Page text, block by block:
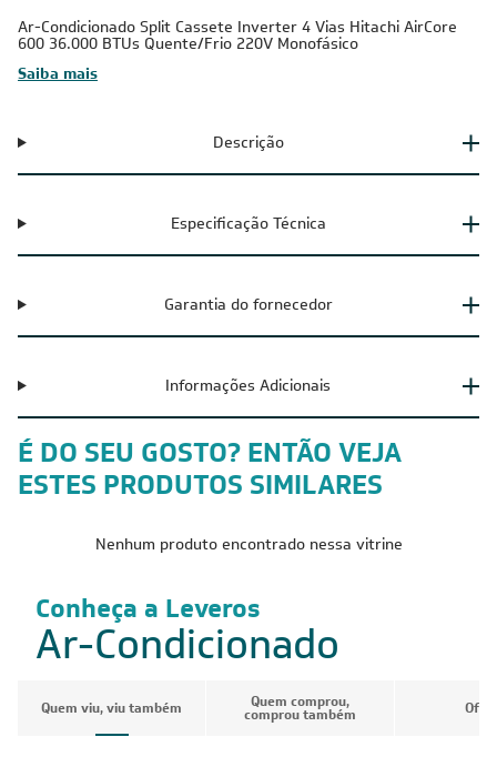
Ar-Condicionado Split Cassete Inverter 4 Vias Hitachi AirCore
600 36.000 BTUs Quente/Frio 220V Monofásico
Saiba mais
Descrição
Especificação Técnica
Garantia do fornecedor
Informações Adicionais
É DO SEU GOSTO? ENTÃO VEJA
ESTES PRODUTOS SIMILARES
Nenhum produto encontrado nessa vitrine
Conheça a Leveros
Ar-Condicionado
Quem viu, viu também Quem comprou,
comprou também